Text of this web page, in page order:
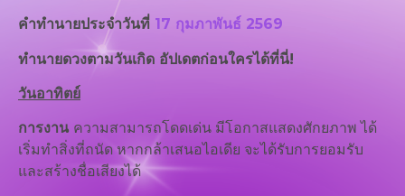
คำทำนายประจำวันที่ 17 กุมภาพันธ์ 2569
ทำนายดวงตามวันเกิด อัปเดตก่อนใครได้ที่นี่!
วันอาทิตย์
การงาน ความสามารถโดดเด่น มีโอกาสแสดงศักยภาพ ได้
เริ่มทำสิ่งที่ถนัด หากกล้าเสนอไอเดีย จะได้รับการยอมรับ
และสร้างชื่อเสียงได้